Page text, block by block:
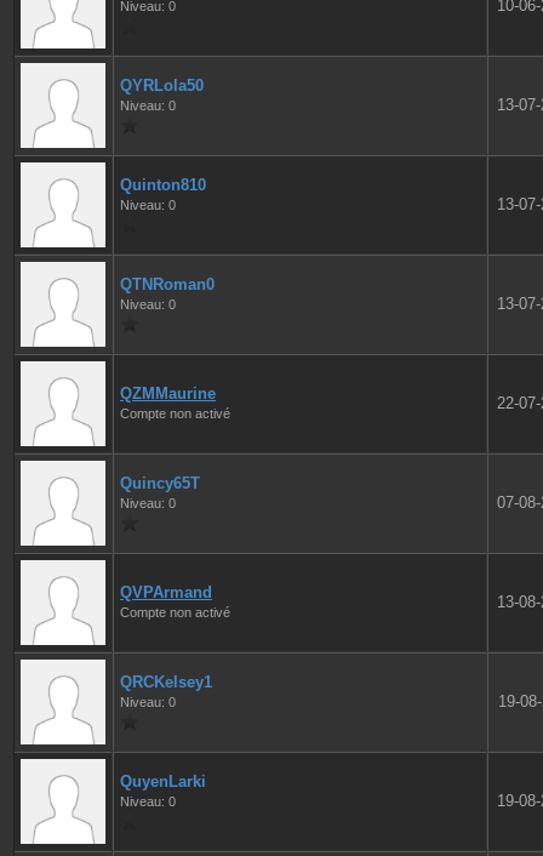
Niveau: 0 10-
QYRLola50
Niveau: 0 13-
Quinton810
Niveau: 0 13-
QTNRoman0
Niveau: 0 13-
QZMMaurine
Compte non activé
22-
Quincy65T
Niveau: 0 07-
QVPArmand
Compte non activé
13-
QRCKelsey1
Niveau: 0 19-
QuyenLarki
Niveau: 0 19-